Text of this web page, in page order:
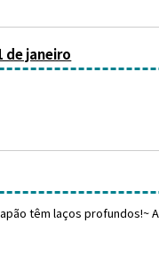
de janeiro
têm laços profundos!~